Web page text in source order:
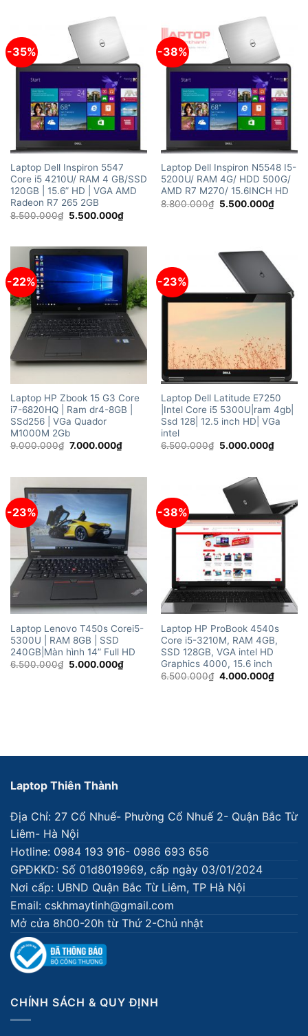
-35%
Laptop Dell Inspiron 5547
Core i5 4210U/ RAM 4 GB/SSD
120GB | 15.6” HD | VGA AMD
Radeon R7 265 2GB
8.500.000₫ Giá
5.500.000₫Giá
hiện
5.500.000₫.
-38%
Laptop Dell Inspiron N5548 I5-
5200U/ RAM 4G/ HDD 500G/
AMD R7 M270/ 15.6INCH HD
8.800.000₫ Giá
5.500.000₫Giá
hiện
-22%
Laptop HP Zbook 15 G3 Core
i7-6820HQ | Ram dr4-8GB |
SSd256 | VGa Quador
M1000M 2Gb
9.000.000₫ Giá
7.000.000₫Giá
hiện
7.000.000₫.
-23%
Laptop Dell Latitude E7250
|Intel Core i5 5300U|ram 4gb|
Ssd 128| 12.5 inch HD| VGa
intel
6.500.000₫ Giá
5.000.000₫Giá
hiện
-23%
Laptop Lenovo T450s Corei5-
5300U | RAM 8GB | SSD
240GB|Màn hình 14” Full HD
6.500.000₫ Giá
5.000.000₫Giá
hiện
-38%
Laptop HP ProBook 4540s
Core i5-3210M, RAM 4GB,
SSD 128GB, VGA intel HD
Graphics 4000, 15.6 inch
6.500.000₫ Giá
4.000.000₫Giá
hiện
Laptop Thiên Thành
Địa Chỉ: 27 Cổ Nhuế- Phường Cổ Nhuế 2- Quận Bắc Từ
Liêm- Hà Nội
Hotline: 0984 193 916- 0986 693 656
GPĐKKD: Số 01d8019969, cấp ngày 03/01/2024
Nơi cấp: UBND Quận Bắc Từ Liêm, TP Hà Nội
Email: cskhmaytinh@gmail.com
Mở cửa 8h00-20h từ Thứ 2-Chủ nhật
CHÍNH SÁCH & QUY ĐỊNH